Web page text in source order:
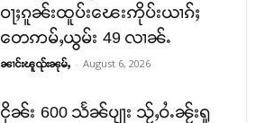
ဝႃႈၵူၼ်းထူပ်းၽေးဢိုပ်းယၢၵ်ႈ
တေဢမ်ႇယွမ်း 49 လၢၼ်ႉ
ၼၢင်းၽူၺ်းၼုမ်ႇ - August 6, 2026
ငိုၼ်း 600 သႅၼ်ပျႃး သႂ်ႇဝႆႉၼႂ်းရူ